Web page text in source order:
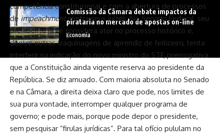
competência constitucional e com a abertura de processos
de impeachmentcontra seus juízes. No Senado Federal, seu
presidente já se considera ator no processo histórico e,
dentre outras traquinagens de aprendiz de feiticeiro, tenta
interferir na indicação do novo ministro do STF, prerrogativa
que a Constituição ainda vigente reserva ao presidente da
República. Se diz amuado. Com maioria absoluta no Senado
e na Câmara, a direita deixa claro que pode, nos limites de
sua pura vontade, interromper qualquer programa de
governo; e pode mais, porque pode depor o presidente,
sem pesquisar “firulas jurídicas”. Para tal ofício pululam no
Comissão da Câmara debate impactos da
pirataria no mercado de apostas on-line
Economia